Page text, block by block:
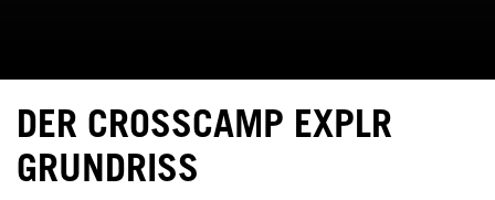
DER CROSSCAMP EXPLR
GRUNDRISS